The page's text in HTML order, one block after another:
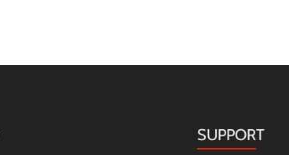
SUPPORT